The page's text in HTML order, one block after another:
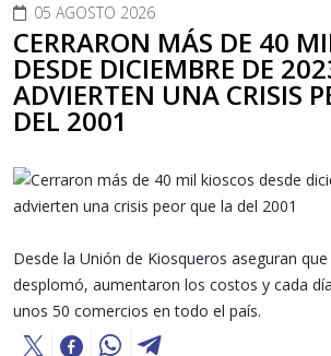
05 AGOSTO 2026
CERRARON MÁS DE 40
DESDE DICIEMBRE DE
ADVIERTEN UNA CRISIS
DEL 2001
Desde la Unión de Kiosqueros aseguran
desplomó, aumentaron los costos y cada
unos 50 comercios en todo el país.